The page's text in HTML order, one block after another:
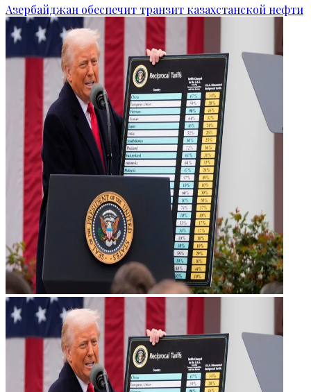
Азербайджан обеспечит транзит казахстанской нефти